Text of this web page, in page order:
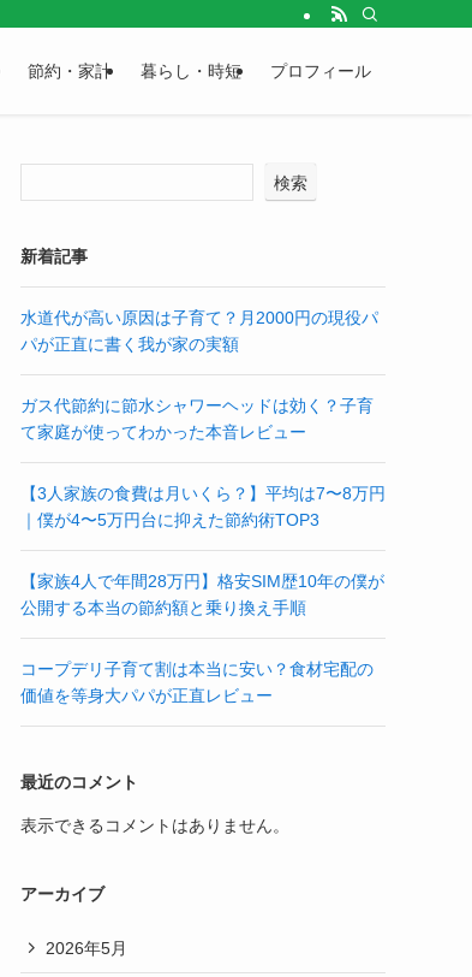
節約・家計 暮らし・時短 プロフィール
検索
新着記事
水道代が高い原因は子育て？月2000円の現役パ
パが正直に書く我が家の実額
ガス代節約に節水シャワーヘッドは効く？子育
て家庭が使ってわかった本音レビュー
【3人家族の食費は月いくら？】平均は7〜8万円
｜僕が4〜5万円台に抑えた節約術TOP3
【家族4人で年間28万円】格安SIM歴10年の僕が
公開する本当の節約額と乗り換え手順
コープデリ子育て割は本当に安い？食材宅配の
価値を等身大パパが正直レビュー
最近のコメント
表示できるコメントはありません。
アーカイブ
2026年5月